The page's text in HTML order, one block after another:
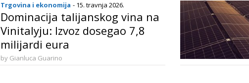
Trgovina i ekonomija - 15. travnja 2026.
Dominacija talijanskog vina na
Vinitalyju: Izvoz dosegao 7,8
milijardi eura
by Gianluca Guarino